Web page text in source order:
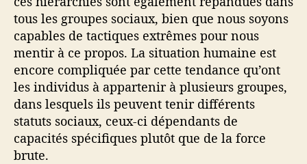
tous les groupes sociaux, bien que nous soyons
capables de tactiques extrêmes pour nous
mentir à ce propos. La situation humaine est
encore compliquée par cette tendance qu’ont
les individus à appartenir à plusieurs groupes,
dans lesquels ils peuvent tenir différents
statuts sociaux, ceux-ci dépendants de
capacités spécifiques plutôt que de la force
brute.